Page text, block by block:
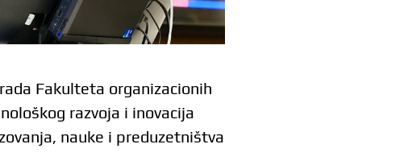
Fakulteta organizacionih
razvoja i inovacija
nauke i preduzetništva